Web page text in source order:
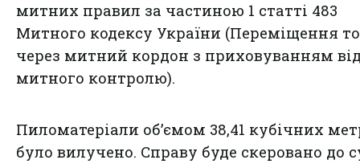
митних правил за частиною 1 статті 483
Митного кодексу України (Переміщення
через митний кордон з приховуванням
митного контролю).
Пиломатеріали об’ємом 38,41 кубічних
було вилучено. Справу буде скеровано до